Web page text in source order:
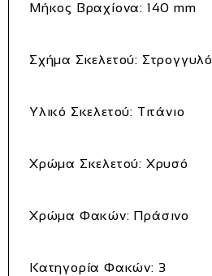
Μήκος Βραχίονα: 140mm
Σχήμα Σκελετού: Στρογγυλό
Υλικό Σκελετού: Τιτάνιο
Χρώμα Σκελετού: Χρυσό
Χρώμα Φακών: Πράσινο
ΚατηγορίαΦακών: 3